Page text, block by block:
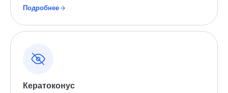
Подробнее
Кератоконус